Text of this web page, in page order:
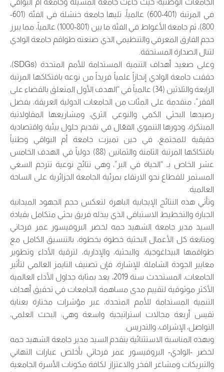
الجامعات الوطنية؛ حيث جاءت جامعة المسيلة وجامعة أم البواقي
في المرتبة (401-600) عالمياً، تليها جامعة خنشلة في الفئة (601-
800)، ثم جامعة الأغواط في الفئة ما بين (801-1000) عالمياً، مما يبرز
حجم الفارق المعرفي والتنظيمي الذي صنعته طواقم جامعة الوادي
لتنال الصدارة المستحقة.
وعلى صعيد أهداف التنمية المستدامة للأمم المتحدة (SDGs)،
حققت جامعة الوادي إنجازاً علمياً فريداً من نوعه بافتكاكها المرتبة
الرابعة والثلاثين (34) عالمياً في “الهدف الأول المتعلق بالقضاء على
الفقر”، متقدمة على المئات من الجامعات الدولية العريقة، بفضل
رصيدها البحثي الكمي والنوعي الثري، ومشاريعها المقاولاتية
المبتكرة، ودورها التنموي الفعّال في تقديم حلول بيئية واقتصادية
حقيقية للمجتمع، في حين تميزت جامعة أم البواقي وطنياً
بافتكاكها المرتبة الثامنة والثمانين (88) دولياً في الهدف الخامس
عشر الخاص بـ “الحياة في البر”، وهي نتائج نوعية تترجم السعي
المستمر للقطاع نحو الارتقاء بمرئية الجامعة الجزائرية على الساحة
العالمية.
وتأتي هذه النتائج الإيجابية الباهرة لتعكس حجم الجهود الميدانية
الجبارة والتخطيط الاستباقي الذي يبذله فريق بحثي متكامل بقيادة
السيد مدير جامعة الشهيد حمه لخضر البروفيسور عمر فرحاتي
ومتابعة كل الأعمال البحثية خطوة بخطوة، بالتنسيق الكامل مع
طواقمها البيداغوجية، والبحثية، والإدارية، لترقية الأداء وتطوير
معايير الجودة الشاملة. للإشارة، فإن تصنيف التايمز العالمي لتأثير
الجامعات، المستحدث سنة 2019، يعد بمثابة جداول الأداء العالمية
الأكثر موثوقية لتقييم مدى مساهمة الجامعات في تحقيق أهداف
التنمية المستدامة للأمم المتحدة، عبر مؤشرات مختارة بعناية
تقيس أربعة مجالات استراتيجية واسعة وهي: البحث العلمي،
التواصل، الإشراف، والتدريس.
وبهذه المناسبة الاستثنائية يتقدم السيد مدير جامعة الشهيد حمه
لخضر -الوادي- البروفيسور عمر فرحاتي بأخلص عبارات التهاني
والتبريكات ومشاعر الفخر والاعتزاز لكافة مكونات الأسرة الجامعية